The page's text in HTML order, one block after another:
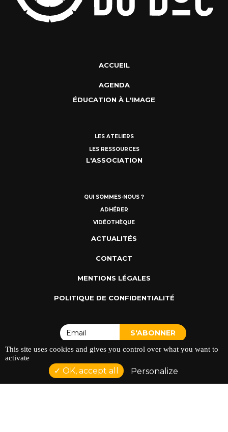
ACCUEIL
AGENDA
ÉDUCATION À L'IMAGE
LES ATELIERS
LES RESSOURCES
L'ASSOCIATION
QUI SOMMES-NOUS ?
ADHÉRER
VIDÉOTHÈQUE
ACTUALITÉS
CONTACT
MENTIONS LÉGALES
POLITIQUE DE CONFIDENTIALITÉ
ADRESSE : 128 AVENUE DU SERGENT MAGINOT 35000
RENNES
This site uses cookies and gives you control over what you want to
activate
OK, accept all Personalize